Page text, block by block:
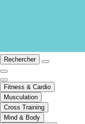
Rechercher
Fitness & Cardio
Musculation
Cross Training
Mind & Body